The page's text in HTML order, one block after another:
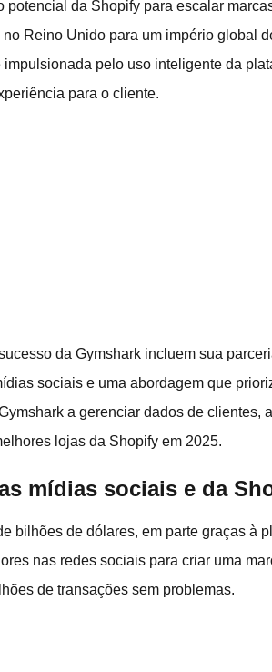
potencial da Shopify para escalar
Reino Unido para um império global
pelo uso inteligente da
para o cliente.
da Gymshark incluem sua
sociais e uma abordagem que
a gerenciar dados de clientes,
lojas da Shopify em 2025.
mídias sociais e da
bilhões de dólares, em parte graças à
nas redes sociais para criar uma
de transações sem problemas.